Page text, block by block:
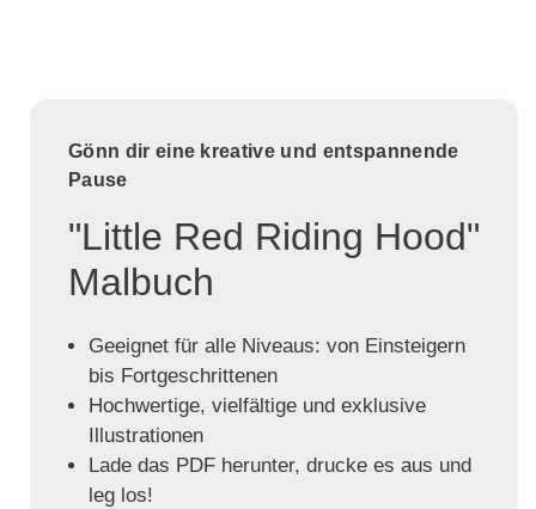
Gönn dir eine kreative und entspannende
Pause
"Little Red Riding Hood"
Malbuch
Geeignet für alle Niveaus: von Einsteigern
bis Fortgeschrittenen
Hochwertige, vielfältige und exklusive
Illustrationen
Lade das PDF herunter, drucke es aus und
leg los!